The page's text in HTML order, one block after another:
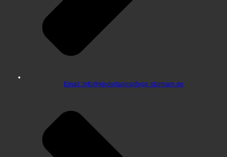
Email: info@kindertagespflege-stormarn.de